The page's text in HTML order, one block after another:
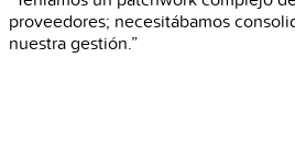
proveedores; necesitábamos
nuestra gestión.”